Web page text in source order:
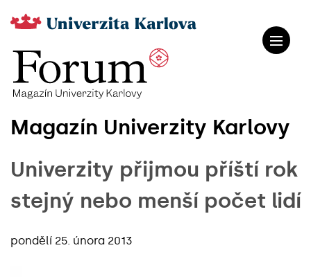
Magazín Univerzity Karlovy
Univerzity přijmou příští rok
stejný nebo menší počet lidí
pondělí 25. února 2013